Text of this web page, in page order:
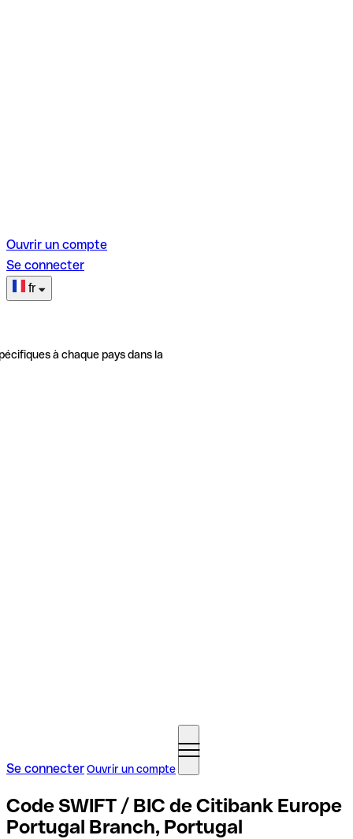
Ouvrir un compte
Se connecter
fr
à chaque pays dans la
Se connecterOuvrir un compte
Code SWIFT / BIC de Citibank Europe
Portugal Branch, Portugal